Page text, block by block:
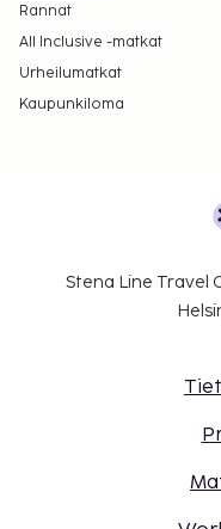
Rannat
All Inclusive -matkat
Urheilumatkat
Kaupunkiloma
Stena Line Travel